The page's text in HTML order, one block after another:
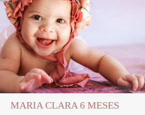
MARIA CLARA 6 MESES